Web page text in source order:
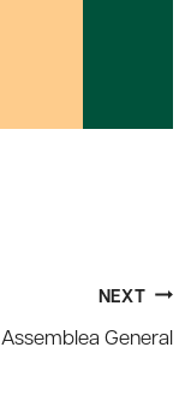
NEXT
Assemblea General